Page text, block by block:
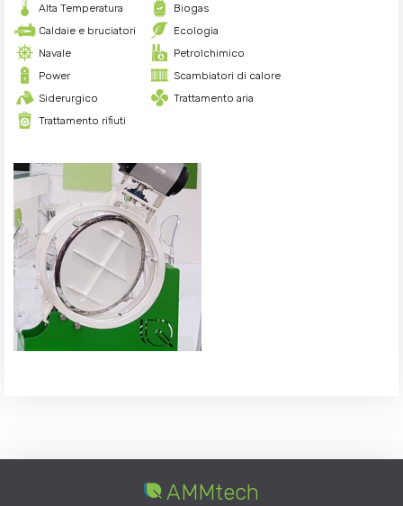
Alta Temperatura
Biogas
Caldaie e bruciatori
Ecologia
Navale
Petrolchimico
Power
Scambiatori di calore
Siderurgico
Trattamento aria
Trattamento rifiuti
AMMtech